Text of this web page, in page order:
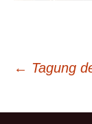
← Tagung